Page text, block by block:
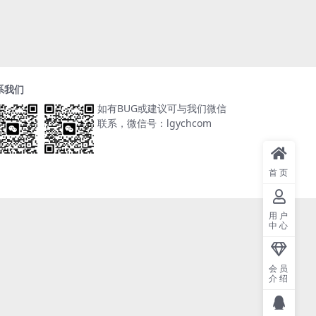
我们
如有BUG或建议可与我们微信
联系，微信号：lgychcom
首页
用户
中心
会员
介绍